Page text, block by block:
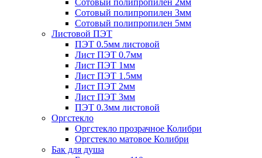
Сотовый полипропилен 2мм
Сотовый полипропилен 3мм
Сотовый полипропилен 5мм
Листовой ПЭТ
ПЭТ 0.5мм листовой
Лист ПЭТ 0.7мм
Лист ПЭТ 1мм
Лист ПЭТ 1.5мм
Лист ПЭТ 2мм
Лист ПЭТ 3мм
ПЭТ 0.3мм листовой
Оргстекло
Оргстекло прозрачное Колибри
Оргстекло матовое Колибри
Бак для душа